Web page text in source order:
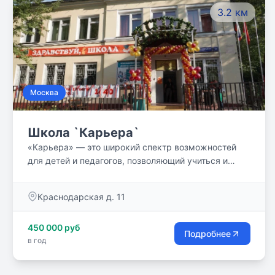
3.2 км
Москва
Школа `Карьера`
«Карьера» — это широкий спектр возможностей
для детей и педагогов, позволяющий учиться и
миссия — развитие образовательной среды,
участников образовательного процесса: учащихся,
педагогов, родителей; обеспечение условий для
Краснодарская д. 11
450 000 руб
в год
Подробнее